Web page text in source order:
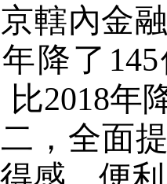
轄內金
年降了 145
比2018年
，全面